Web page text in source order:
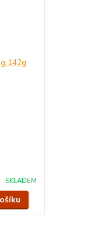
SKLADEM